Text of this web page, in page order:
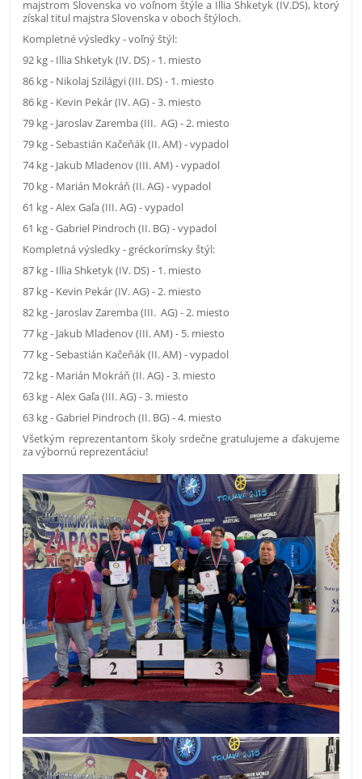
majstrom Slovenska vo voľnom štýle a Illia Shketyk (IV.DS), ktorý
získal titul majstra Slovenska v oboch štýloch.
Kompletné výsledky - voľný štýl:
92 kg - Illia Shketyk (IV. DS) - 1. miesto
86 kg - Nikolaj Szilágyi (III. DS) - 1. miesto
86 kg - Kevin Pekár (IV. AG) - 3. miesto
79 kg - Jaroslav Zaremba (III. AG) - 2. miesto
79 kg - Sebastián Kačeňák (II. AM) - vypadol
74 kg - Jakub Mladenov (III. AM) - vypadol
70 kg - Marián Mokráň (II. AG) - vypadol
61 kg - Alex Gaľa (III. AG) - vypadol
61 kg - Gabriel Pindroch (II. BG) - vypadol
Kompletná výsledky - gréckorímsky štýl:
87 kg - Illia Shketyk (IV. DS) - 1. miesto
87 kg - Kevin Pekár (IV. AG) - 2. miesto
82 kg - Jaroslav Zaremba (III. AG) - 2. miesto
77 kg - Jakub Mladenov (III. AM) - 5. miesto
77 kg - Sebastián Kačeňák (II. AM) - vypadol
72 kg - Marián Mokráň (II. AG) - 3. miesto
63 kg - Alex Gaľa (III. AG) - 3. miesto
63 kg - Gabriel Pindroch (II. BG) - 4. miesto
Všetkým reprezentantom školy srdečne gratulujeme a ďakujeme
za výbornú reprezentáciu!